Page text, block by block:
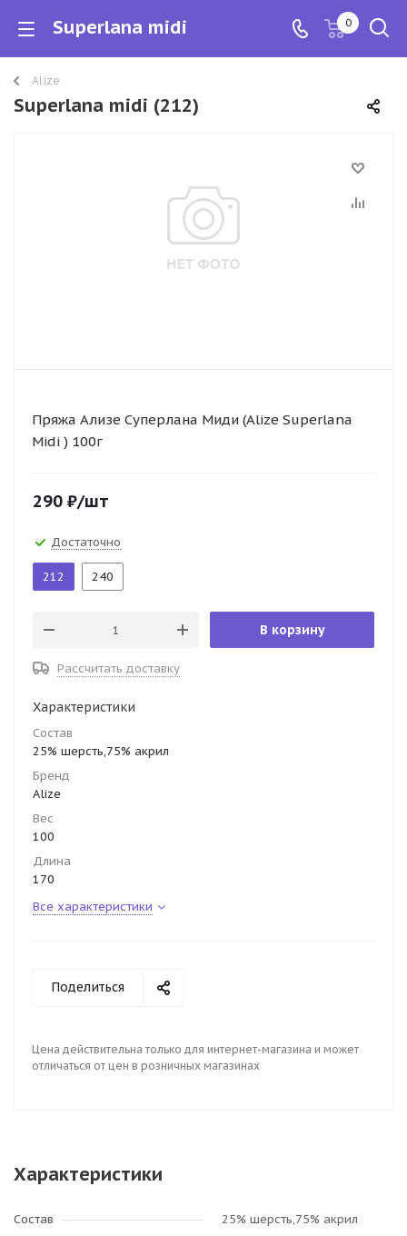
Superlana midi 0
Alize
Superlana midi (212)
Пряжа Ализе Суперлана Миди (Alize Superlana
Midi ) 100г
290 ₽/шт
Достаточно
212 240
В корзину
Рассчитать доставку
Характеристики
Состав
25% шерсть,75% акрил
Бренд
Alize
Вес
100
Длина
170
Все характеристики
Поделиться
Цена действительна только для интернет-магазина и может
отличаться от цен в розничных магазинах
Характеристики
Состав
25% шерсть,75% акрил